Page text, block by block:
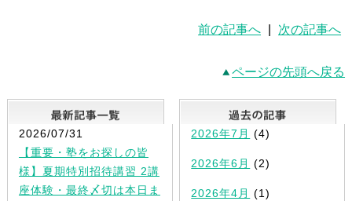
前の記事へ 次の記事へ
ページの先頭へ戻る
最新記事一覧
2026/07/31
【重要・塾をお探しの皆
様】夏期特別招待講習 2講
座体験・最終〆切は本日ま
2026年7月 (4)
2026年6月 (2)
2026年4月 (1)